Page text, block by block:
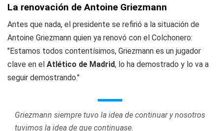
La renovación de Antoine Griezmann
Antes que nada, el presidente se refirió a la situación de
Antoine Griezmann quien ya renovó con el Colchonero:
"Estamos todos contentísimos, Griezmann es un jugador
clave en el Atlético de Madrid, lo ha demostrado y lo va a
seguir demostrando."
Griezmann siempre tuvo la idea de continuar y nosotros
tuvimos la idea de que continuase.